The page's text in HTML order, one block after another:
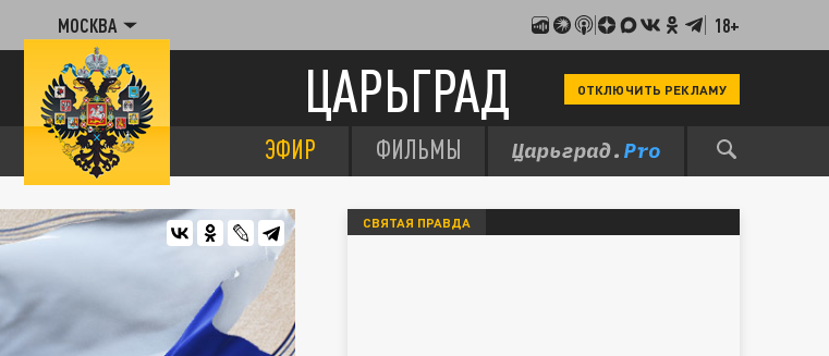
МОСКВА 18+
ЦАРЬГРАД ОТКЛЮЧИТЬ РЕКЛАМУ
ЭФИР ФИЛЬМЫ
СВЯТАЯ ПРАВДА